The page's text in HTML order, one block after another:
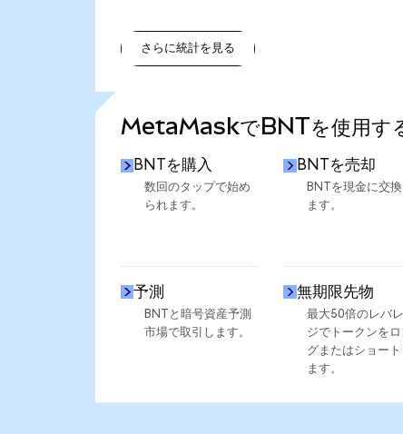
さらに統計を見る
MetaMaskでBNTを使用す
BNTを購入
数回のタップで始め
られます。
BNTを売却
BNTを現金に交換
ます。
予測
BNTと暗号資産予測
市場で取引します。
無期限先物
最大50倍のレバ
ジでトークンをロ
グまたはショート
ます。